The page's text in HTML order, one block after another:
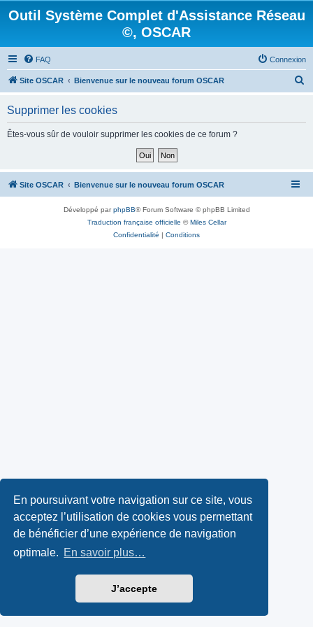
En poursuivant votre navigation sur ce site, vous
acceptez l’utilisation de cookies vous permettant
de bénéficier d’une expérience de navigation
optimale. En savoir plus…
J’accepte
Outil Système Complet d'Assistance Réseau
©, OSCAR
FAQ Connexion
Site OSCAR Bienvenue sur le nouveau forum OSCAR
h
Supprimer les cookies
Êtes-vous sûr de vouloir supprimer les cookies de ce forum ?
Site OSCAR Bienvenue sur le nouveau forum OSCAR
Développé parphpBB® Forum Software © phpBB Limited
Traduction française officielle ©Miles Cellar
Confidentialité | Conditions